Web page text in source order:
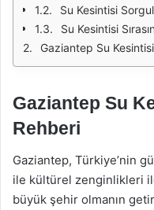
Su Kesintisi
Su Kesintisi
Gaziantep Su
Gaziantep Su
Rehberi
Gaziantep, Türkiye’nin
ile kültürel zenginlikleri
büyük şehir olmanın